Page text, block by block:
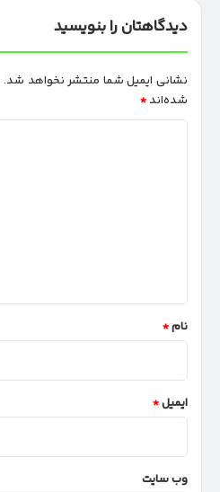
دیدگاهتان را بنویسید
نشانی ایمیل شما منتشر نخواهد شد.
شده‌اند *
نام*
ایمیل*
وب‌ سایت